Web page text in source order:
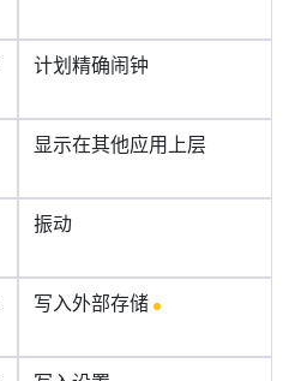
计划精确闹钟
显示在其他应用上层
振动
写入外部存储